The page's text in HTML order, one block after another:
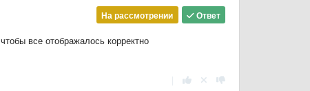
Ответ
На рассмотрении
все отображалось корректно